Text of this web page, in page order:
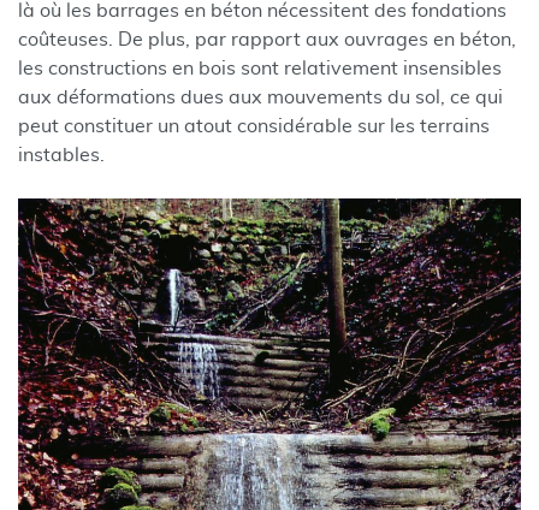
là où les barrages en béton nécessitent des fondations
coûteuses. De plus, par rapport aux ouvrages en béton,
les constructions en bois sont relativement insensibles
aux déformations dues aux mouvements du sol, ce qui
peut constituer un atout considérable sur les terrains
instables.